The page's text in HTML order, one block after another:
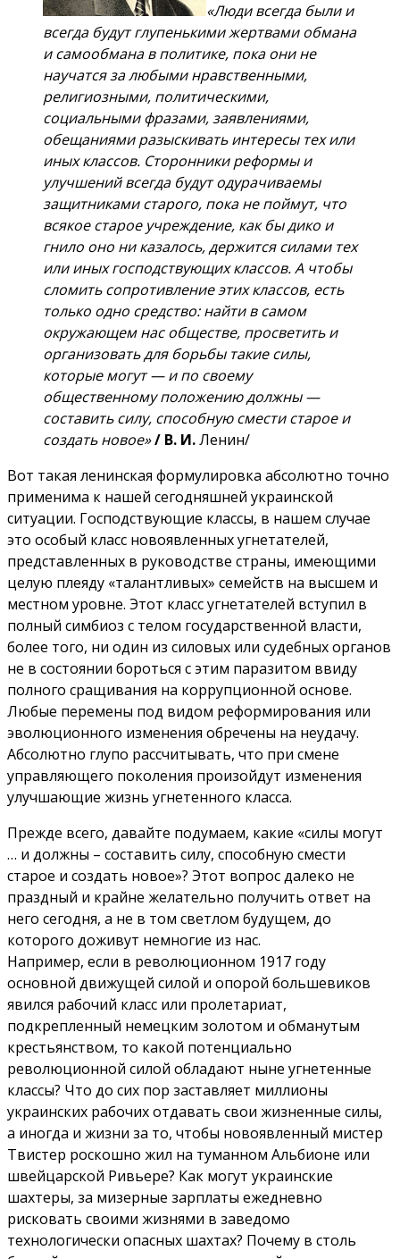
«Люди всегда были и
всегда будут глупенькими жертвами обмана
и самообмана в политике, пока они не
научатся за любыми нравственными,
религиозными, политическими,
социальными фразами, заявлениями,
обещаниями разыскивать интересы тех или
иных классов. Сторонники реформы и
улучшений всегда будут одурачиваемы
защитниками старого, пока не поймут, что
всякое старое учреждение, как бы дико и
гнило оно ни казалось, держится силами тех
или иных господствующих классов. А чтобы
сломить сопротивление этих классов, есть
только одно средство: найти в самом
окружающем нас обществе, просветить и
организовать для борьбы такие силы,
которые могут — и по своему
общественному положению должны —
составить силу, способную смести старое и
создать новое»/ В. И.Ленин/
Вот такая ленинская формулировка абсолютно точно
применима к нашей сегодняшней украинской
ситуации. Господствующие классы, в нашем случае
это особый класс новоявленных угнетателей,
представленных в руководстве страны, имеющими
целую плеяду «талантливых» семейств на высшем и
местном уровне. Этот класс угнетателей вступил в
полный симбиоз с телом государственной власти,
более того, ни один из силовых или судебных органов
не в состоянии бороться с этим паразитом ввиду
полного сращивания на коррупционной основе.
Любые перемены под видом реформирования или
эволюционного изменения обречены на неудачу.
Абсолютно глупо рассчитывать, что при смене
управляющего поколения произойдут изменения
улучшающие жизнь угнетенного класса.
Прежде всего, давайте подумаем, какие «силы могут
… и должны – составить силу, способную смести
старое и создать новое»? Этот вопрос далеко не
праздный и крайне желательно получить ответ на
него сегодня, а не в том светлом будущем, до
которого доживут немногие из нас.
Например, если в революционном 1917 году
основной движущей силой и опорой большевиков
явился рабочий класс или пролетариат,
подкрепленный немецким золотом и обманутым
крестьянством, то какой потенциально
революционной силой обладают ныне угнетенные
классы? Что до сих пор заставляет миллионы
украинских рабочих отдавать свои жизненные силы,
а иногда и жизни за то, чтобы новоявленный мистер
Твистер роскошно жил на туманном Альбионе или
швейцарской Ривьере? Как могут украинские
шахтеры, за мизерные зарплаты ежедневно
рисковать своими жизнями в заведомо
технологически опасных шахтах? Почему в столь